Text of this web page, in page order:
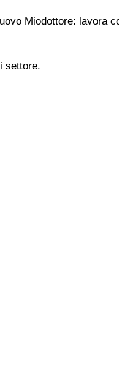
Miodottore: lavora
settore.